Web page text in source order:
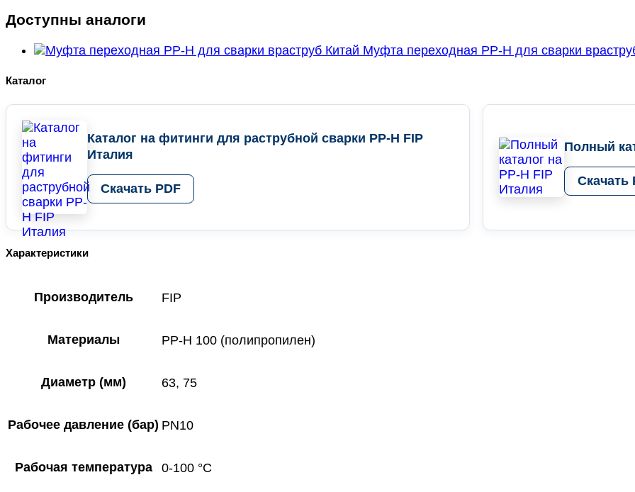
переходная
PP-
H
сварки
d
75
х
63
FIP,
Италия
Доступны аналоги
Муфта переходная PP-H для сварки
Каталог
Каталог на фитинги для раструбной сварки PP-H FIP
Италия
Скачать PDF
Полный
Скачать
Характеристики
Производитель FIP
Материалы PP-H 100 (полипропилен)
Диаметр (мм) 63, 75
Рабочее давление (бар) PN10
Рабочая температура 0-100 °C